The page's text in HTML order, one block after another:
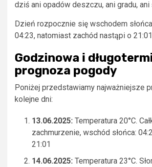
dziś ani opadów deszczu, ani gradu, ani
Dzień rozpocznie się wschodem
04:23, natomiast zachód nastąpi o
Godzinowa i
prognoza pogody
Poniżej przedstawiamy najważniejsze
kolejne dni:
13.06.2025: Temperatura 20°C.
zachmurzenie, wschód słońca:
21:01
14.06.2025: Temperatura 23°C.